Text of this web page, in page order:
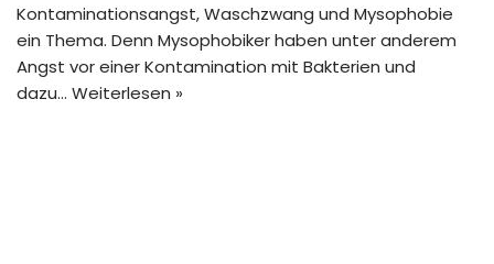
Kontaminationsangst, Waschzwang und Mysophobie
ein Thema. Denn Mysophobiker haben unter anderem
Angst vor einer Kontamination mit Bakterien und
dazu… Weiterlesen »